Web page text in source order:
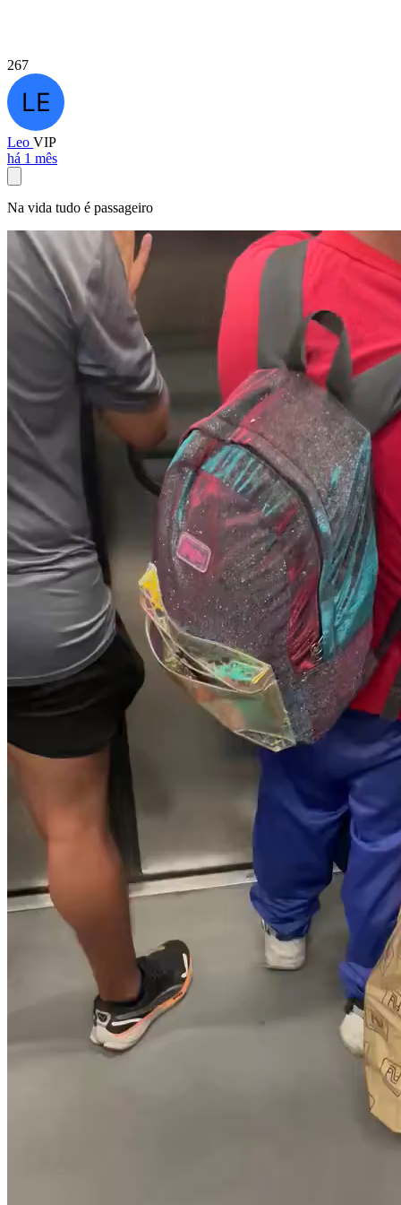
267
Leo VIP
há 1 mês
Na vida tudo é passageiro